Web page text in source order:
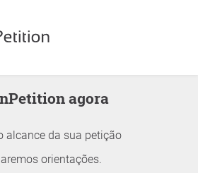
agora
alcance da sua petição
orientações.